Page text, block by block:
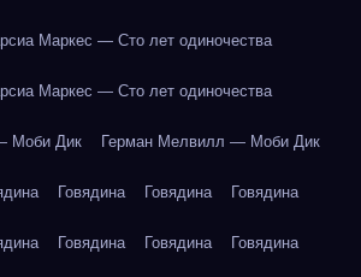
Маркес — Сто лет одиночества
Маркес — Сто лет одиночества
Моби Дик Герман Мелвилл — Моби Дик
Говядина Говядина Говядина
Говядина Говядина Говядина